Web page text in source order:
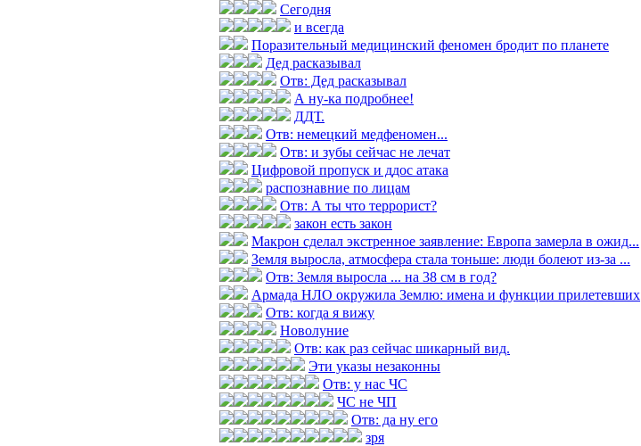
Сегодня
и всегда
Поразительный медицинский феномен бродит по планете
Дед расказывал
Отв: Дед расказывал
А ну-ка подробнее!
ДДТ.
Отв: немецкий медфеномен...
Отв: и зубы сейчас не лечат
Цифровой пропуск и ддос атака
распознавние по лицам
Отв: А ты что террорист?
закон есть закон
Макрон сделал экстренное заявление: Европа замерла в ожид...
Земля выросла, атмосфера стала тоньше: люди болеют из-за ...
Отв: Земля выросла ... на 38 см в год?
Армада НЛО окружила Землю: имена и функции прилетевших
Отв: когда я вижу
Новолуние
Отв: как раз сейчас шикарный вид.
Эти указы незаконны
Отв: у нас ЧС
ЧС не ЧП
Отв: да ну его
зря